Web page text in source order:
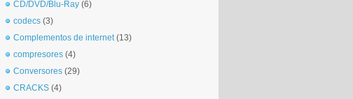
CD/DVD/Blu-Ray (6)
codecs (3)
Complementos de internet (13)
compresores (4)
Conversores (29)
CRACKS (4)